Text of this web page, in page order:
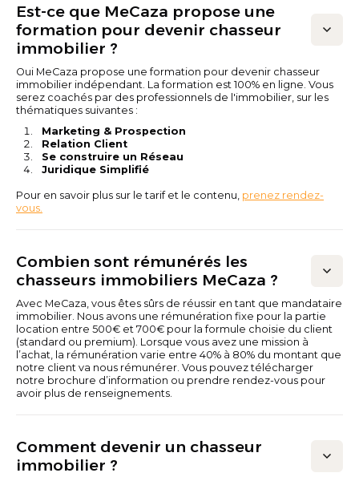
Est-ce que MeCaza propose une
formation pour devenir chasseur
immobilier ?
Oui MeCaza propose une formation pour devenir chasseur
immobilier indépendant. La formation est 100% en ligne. Vous
serez coachés par des professionnels de l'immobilier, sur les
thématiques suivantes :
Marketing & Prospection
Relation Client
Se construire un Réseau
Juridique Simplifié
Pour en savoir plus sur le tarif et le contenu, prenez rendez-
vous.
Combien sont rémunérés les
chasseurs immobiliers MeCaza ?
Avec MeCaza, vous êtes sûrs de réussir en tant que mandataire
immobilier. Nous avons une rémunération fixe pour la partie
location entre 500€ et 700€ pour la formule choisie du client
(standard ou premium). Lorsque vous avez une mission à
l’achat, la rémunération varie entre 40% à 80% du montant que
notre client va nous rémunérer. Vous pouvez télécharger
notre brochure d’information ou prendre rendez-vous pour
avoir plus de renseignements.
Comment devenir un chasseur
immobilier ?